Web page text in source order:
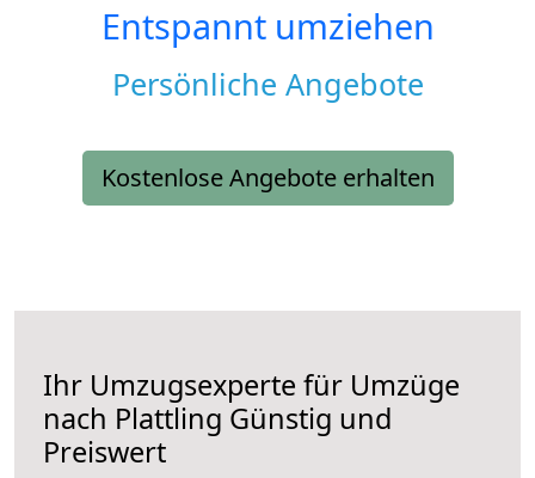
Entspannt umziehen
Persönliche Angebote
Kostenlose Angebote erhalten
Ihr Umzugsexperte für Umzüge
nach Plattling Günstig und
Preiswert